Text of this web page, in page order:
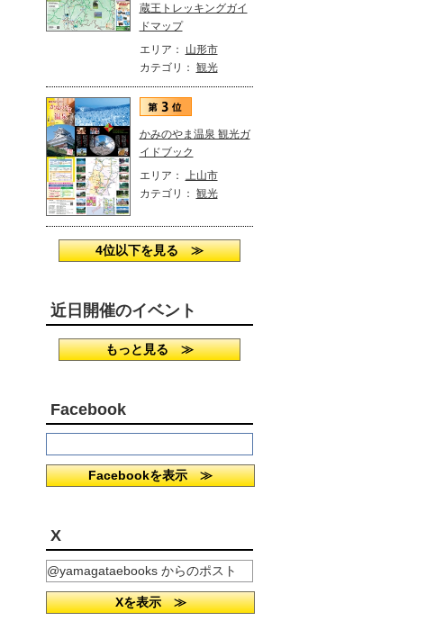
蔵王トレッキングガイ
ドマップ
エリア：
山形市
カテゴリ： 観光
かみのやま温泉 観光ガ
イドブック
エリア： 上山市
カテゴリ： 観光
4位以下を見る ≫
近日開催のイベント
もっと見る ≫
Facebook
Facebookを表示 ≫
X
@yamagataebooks からのポスト
Xを表示 ≫